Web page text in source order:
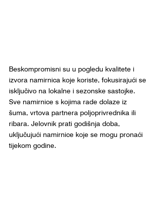
Beskompromisni su u pogledu kvalitete i
izvora namirnica koje koriste, fokusirajući se
isključivo na lokalne i sezonske sastojke.
Sve namirnice s kojima rade dolaze iz
šuma, vrtova partnera poljoprivrednika ili
ribara. Jelovnik prati godišnja doba,
uključujući namirnice koje se mogu pronaći
tijekom godine.